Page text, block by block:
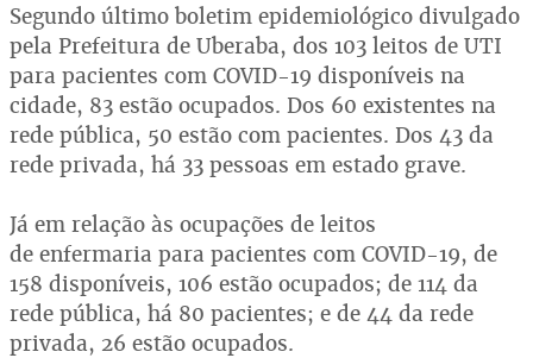
Segundo último boletim epidemiológico divulgado
pela Prefeitura de Uberaba, dos 103 leitos de UTI
para pacientes com COVID-19 disponíveis na
cidade, 83 estão ocupados. Dos 60 existentes na
rede pública, 50 estão com pacientes. Dos 43 da
rede privada, há 33 pessoas em estado grave.
Já em relação às ocupações de leitos
de enfermaria para pacientes com COVID-19, de
158 disponíveis, 106 estão ocupados; de 114 da
rede pública, há 80 pacientes; e de 44 da rede
privada, 26 estão ocupados.